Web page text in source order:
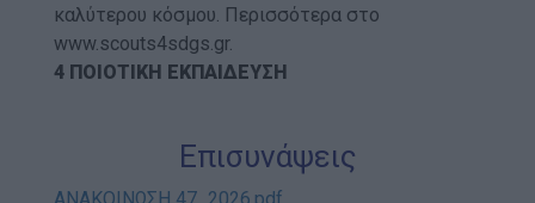
καλύτερου κόσμου. Περισσότερα στο
www.scouts4sdgs.gr.
4 ΠΟΙΟΤΙΚΗ ΕΚΠΑΙΔΕΥΣΗ
Επισυνάψεις